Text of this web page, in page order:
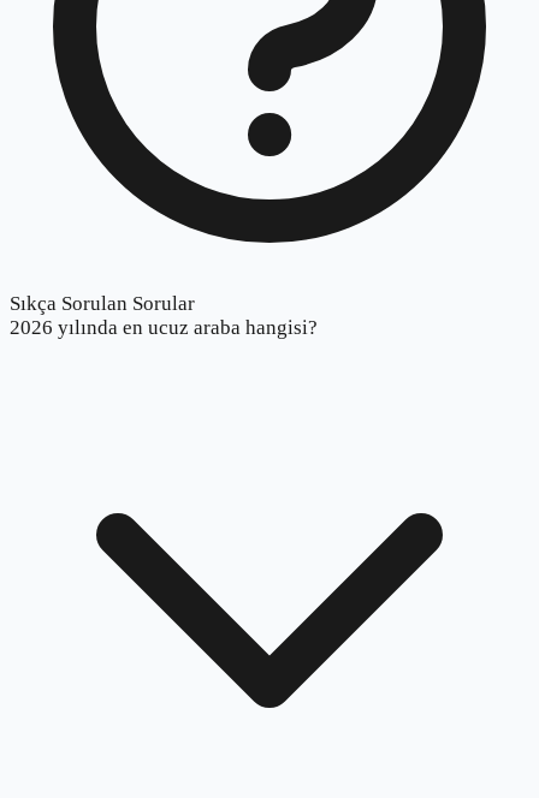
Sıkça Sorulan Sorular
2026 yılında en ucuz araba hangisi?